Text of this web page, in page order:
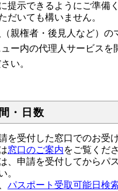
提示できるようにご準備
だいても構いません。
親権者・後見人など）の
ー内の代理人サービス
い。
・日数
を受付した窓口でのお受
窓口のご案内をご覧くだ
、申請を受付してからパ
。
パスポート受取可能日検